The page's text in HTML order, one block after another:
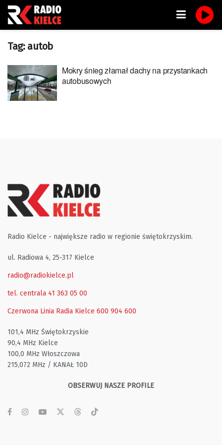
Tag: autob
Mokry śnieg złamał dachy na przystankach
autobusowych
Radio Kielce - największe radio w regionie świętokrzyskim.
ul. Radiowa 4, 25-317 Kielce
radio@radiokielce.pl
tel. centrala 41 363 05 00
Czerwona Linia Radia Kielce 600 904 600
101,4 MHz Świętokrzyskie
90,4 MHz Kielce
100,0 MHz Włoszczowa
215,072 MHz / KANAŁ 10D
OBSERWUJ NASZE PROFILE